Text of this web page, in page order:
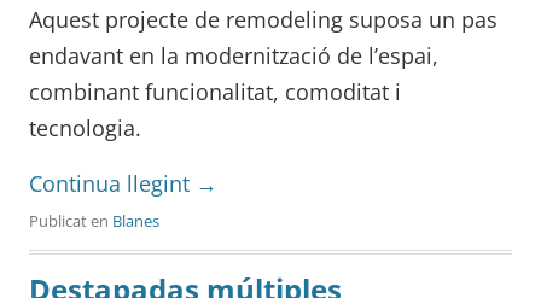
Aquest projecte de remodeling suposa un pas
endavant en la modernització de l’espai,
combinant funcionalitat, comoditat i
tecnologia.
Continua llegint →
Publicat en Blanes
Destapadas múltiples